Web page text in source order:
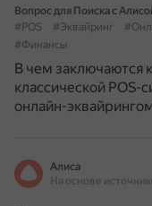
Вопрос для Поиска с
#POS
#Эквайринг
#Финансы
В чем заключаются
классической
онлайн-
Алиса